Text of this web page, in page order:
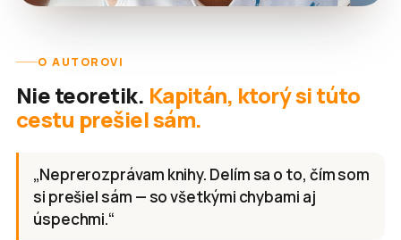
O AUTOROVI
Nie teoretik. Kapitán, ktorý si túto
cestu prešiel sám.
„Neprerozprávam knihy. Delím sa o to, čím som
si prešiel sám — so všetkými chybami aj
úspechmi.“